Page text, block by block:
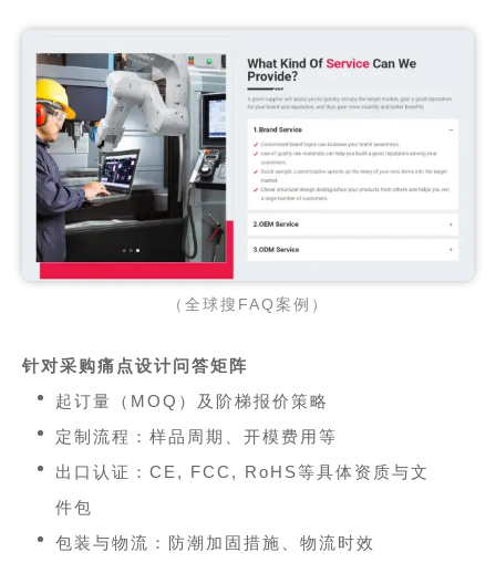
（全球搜FAQ案例）
针对采购痛点设计问答矩阵
起订量（MOQ）及阶梯报价策略
定制流程：样品周期、开模费用等
出口认证：CE, FCC, RoHS等具体资质与文
件包
包装与物流：防潮加固措施、物流时效